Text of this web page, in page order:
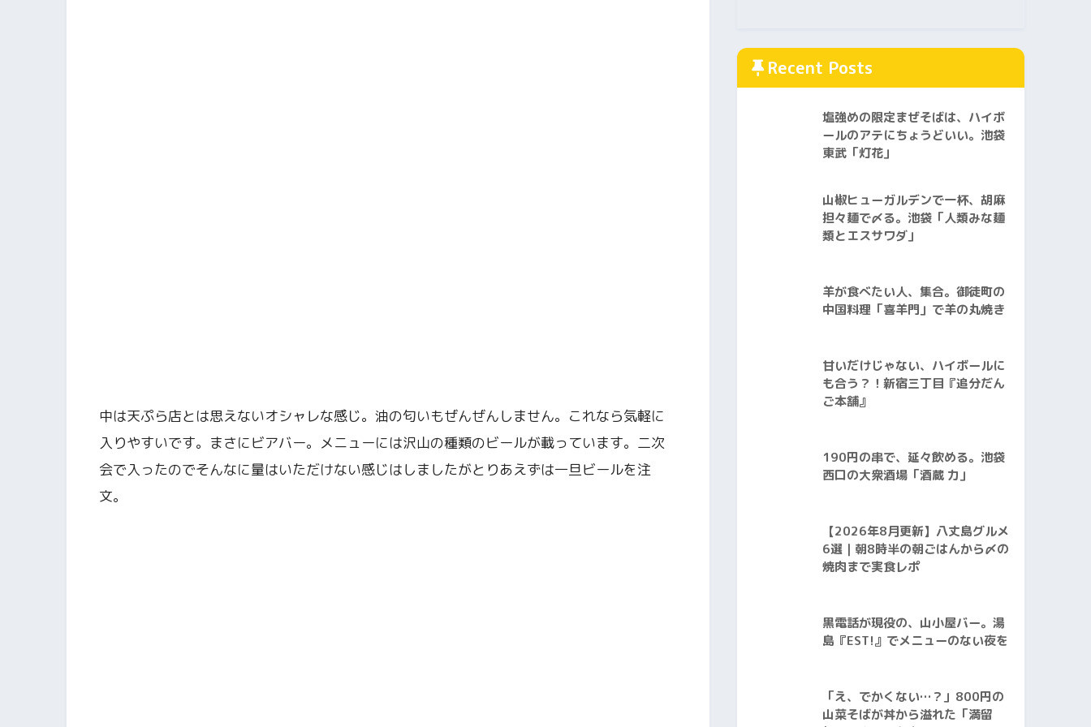
中は天ぷら店とは思えないオシャレな感じ。油の匂いもぜんぜんしません。これなら気軽に
入りやすいです。まさにビアバー。メニューには沢山の種類のビールが載っています。二次
会で入ったのでそんなに量はいただけない感じはしましたがとりあえずは一旦ビールを注
文。
Recent Posts
塩強めの限定まぜそばは、ハイボ
ールのアテにちょうどいい。池袋
東武「灯花」
山椒ヒューガルデンで一杯、胡麻
担々麺で〆る。池袋「人類みな麺
類とエスサワダ」
羊が食べたい人、集合。御徒町の
中国料理「喜羊門」で羊の丸焼き
甘いだけじゃない、ハイボールに
も合う？！新宿三丁目『追分だん
ご本舗』
190円の串で、延々飲める。池袋
西口の大衆酒場「酒蔵 力」
【2026年8月更新】八丈島グルメ
6選｜朝8時半の朝ごはんから〆の
焼肉まで実食レポ
黒電話が現役の、山小屋バー。湯
島『EST!』でメニューのない夜を
「え、でかくない…？」800円の
山菜そばが丼から溢れた「満留